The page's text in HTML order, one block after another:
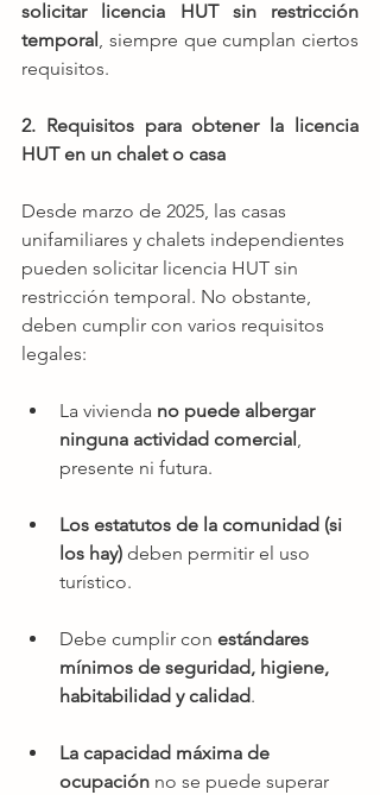
solicitar licencia HUT sin restricción
temporal , siempre que cumplan ciertos
requisitos.
2. Requisitos para obtener la licencia
HUT en un chalet o casa
Desde marzo de 2025, las casas
unifamiliares y chalets independientes
pueden solicitar licencia HUT sin
restricción temporal. No obstante,
deben cumplir con varios requisitos
legales:
La vivienda no puede albergar
ninguna actividad comercial ,
presente ni futura.
Los estatutos de la comunidad (si
los hay) deben permitir el uso
turístico.
Debe cumplir con estándares
mínimos de seguridad, higiene,
habitabilidad y calidad.
La capacidad máxima de
ocupación no se puede superar